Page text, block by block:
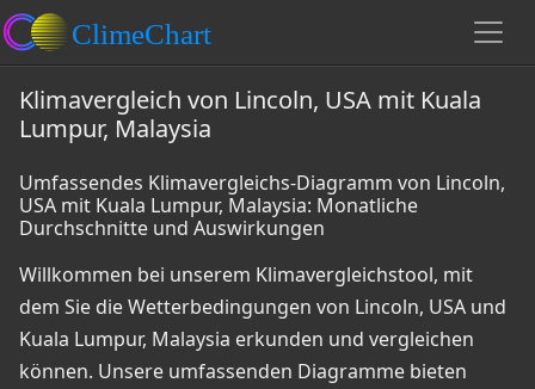
Klimavergleich von Lincoln, USA mit Kuala
Lumpur, Malaysia
Umfassendes Klimavergleichs-Diagramm von Lincoln,
USA mit Kuala Lumpur, Malaysia: Monatliche
Durchschnitte und Auswirkungen
Willkommen bei unserem Klimavergleichstool, mit
dem Sie die Wetterbedingungen von Lincoln, USA und
Kuala Lumpur, Malaysia erkunden und vergleichen
können. Unsere umfassenden Diagramme bieten